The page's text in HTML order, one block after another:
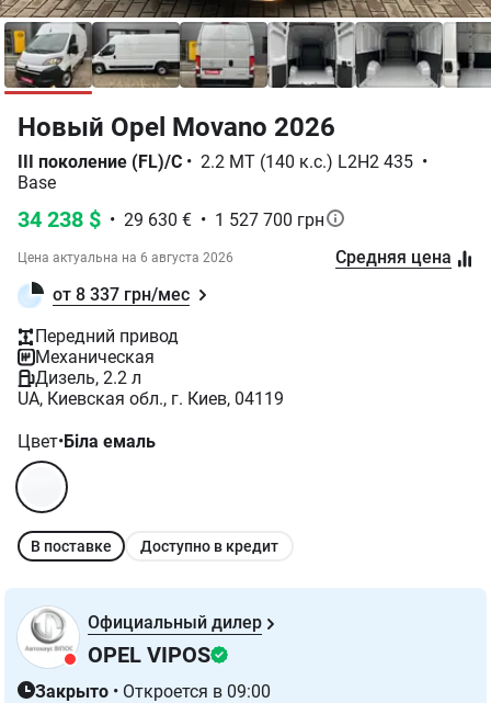
Новый Opel Movano 2026
III поколение (FL)/C • 2.2 MT (140 к.с.) L2H2 435 •
Base
34 238 $ • 29 630 € • 1 527 700 грн
Цена актуальна на 6 августа 2026
Средняя цена
от 8 337 грн/мес
Передний привод
Механическая
Дизель, 2.2 л
UA, Киевская обл., г. Киев, 04119
Цвет•Біла емаль
В поставке Доступно в кредит
Официальный дилер
OPEL VIPOS
Закрыто • Откроется в 09:00